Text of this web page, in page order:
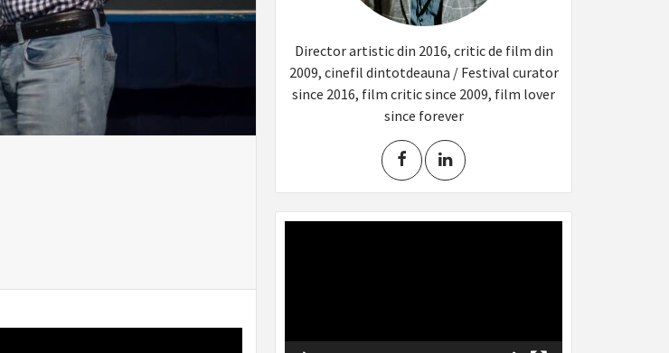
Director artistic din 2016, critic de film din
2009, cinefil dintotdeauna / Festival curator
since 2016, film critic since 2009, film lover
since forever